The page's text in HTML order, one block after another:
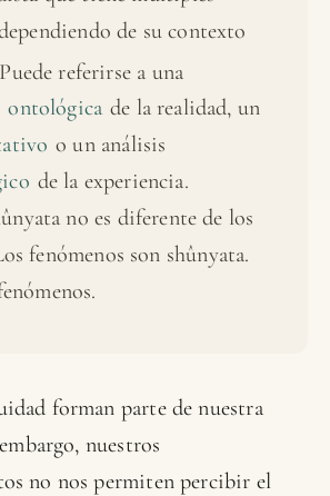
de su contexto
​ Puede referirse a una
ontológica de la realidad, un
o un análisis
de la experiencia.
no es diferente de los
fenómenos son shûnyata.
forman parte de nuestra
nuestros
no nos permiten percibir el